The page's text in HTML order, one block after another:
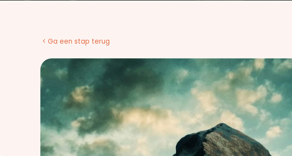
< Ga een stap terug